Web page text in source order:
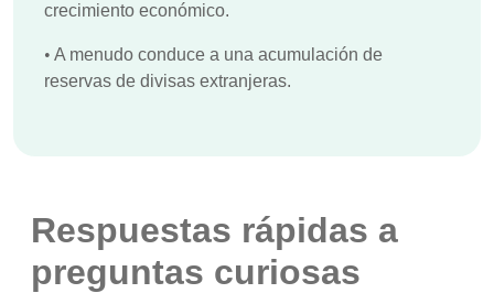
crecimiento económico.
• A menudo conduce a una acumulación de
reservas de divisas extranjeras.
Respuestas rápidas a
preguntas curiosas